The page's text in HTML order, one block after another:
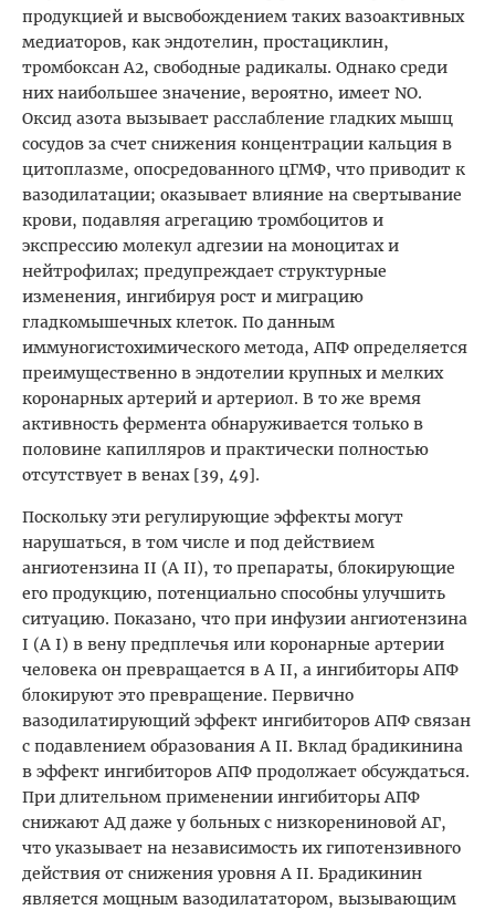
продукцией и высвобождением таких вазоактивных
медиаторов, как эндотелин, простациклин,
тромбоксан А2, свободные радикалы. Однако среди
них наибольшее значение, вероятно, имеет NO.
Оксид азота вызывает расслабление гладких мышц
сосудов за счет снижения концентрации кальция в
цитоплазме, опосредованного цГМФ, что приводит к
вазодилатации; оказывает влияние на свертывание
крови, подавляя агрегацию тромбоцитов и
экспрессию молекул адгезии на моноцитах и
нейтрофилах; предупреждает структурные
изменения, ингибируя рост и миграцию
гладкомышечных клеток. По данным
иммуногистохимического метода, АПФ определяется
преимущественно в эндотелии крупных и мелких
коронарных артерий и артериол. В то же время
активность фермента обнаруживается только в
половине капилляров и практически полностью
отсутствует в венах [39, 49].
Поскольку эти регулирующие эффекты могут
нарушаться, в том числе и под действием
ангиотензина II (A II), то препараты, блокирующие
его продукцию, потенциально способны улучшить
ситуацию. Показано, что при инфузии ангиотензина
I (А I) в вену предплечья или коронарные артерии
человека он превращается в A II, а ингибиторы АПФ
блокируют это превращение. Первично
вазодилатирующий эффект ингибиторов АПФ связан
с подавлением образования А II. Вклад брадикинина
в эффект ингибиторов АПФ продолжает обсуждаться.
При длительном применении ингибиторы АПФ
снижают АД даже у больных с низкорениновой АГ,
что указывает на независимость их гипотензивного
действия от снижения уровня А II. Брадикинин
является мощным вазодилататором, вызывающим